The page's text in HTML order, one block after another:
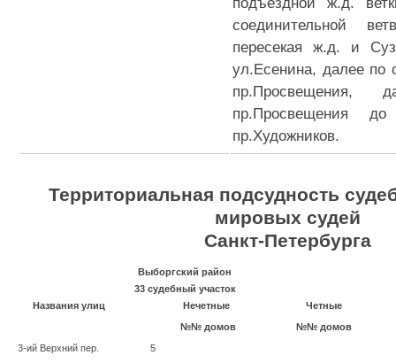
соединительной
пересекая ж.д. и
ул.Есенина, далее по
пр.Просвещения
пр.Художников.
Территориальная подсудность
мировых судей
Санкт-Петербурга
Выборгский район
33 судебный участок
Названия улиц
Нечетные
№№ домов
Четные
№№ домов
3-ий Верхний пер.
5